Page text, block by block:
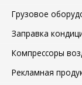
Грузовое
Заправка
Компрессоры
Рекламная